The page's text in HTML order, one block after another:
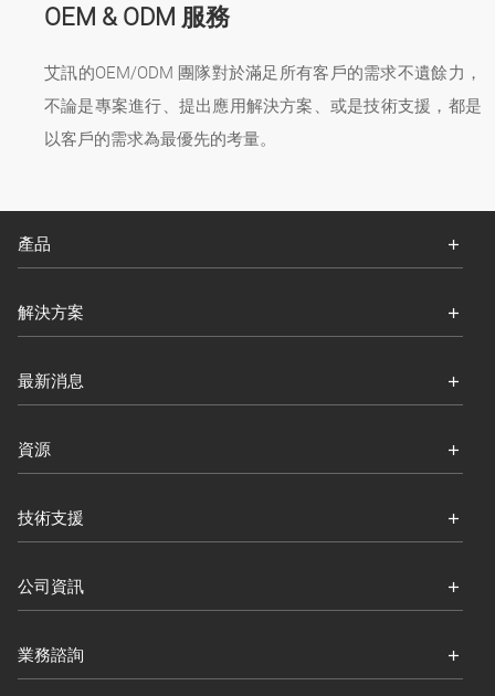
OEM & ODM 服務
艾訊的OEM/ODM 團隊對於滿足所有客戶的需求不遺餘力，
不論是專案進行、提出應用解決方案、或是技術支援，都是
以客戶的需求為最優先的考量。
產品
解決方案
最新消息
資源
技術支援
公司資訊
業務諮詢